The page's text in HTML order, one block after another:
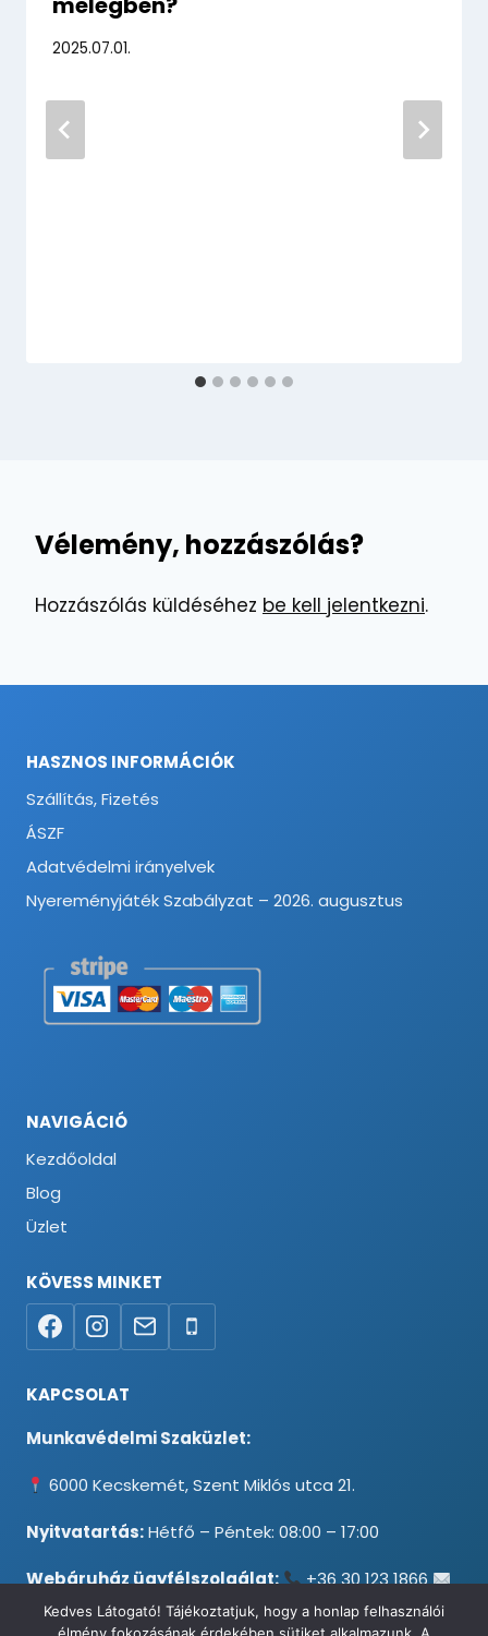
2025.07.01.
Vélemény, hozzászólás?
Hozzászólás küldéséhez be kell jelentkezni.
HASZNOS INFORMÁCIÓK
Szállítás, Fizetés
ÁSZF
Adatvédelmi irányelvek
Nyereményjáték Szabályzat – 2026. augusztus
NAVIGÁCIÓ
Kezdőoldal
Blog
Üzlet
KÖVESS MINKET
KAPCSOLAT
Munkavédelmi Szaküzlet:
6000 Kecskemét, Szent Miklós utca 21.
Nyitvatartás:Hétfő – Péntek: 08:00 – 17:00
Webáruház ügyfélszolgálat:
+36 30 123 1866
info@testpancel.hu
Kedves Látogató! Tájékoztatjuk, hogy a honlap felhasználói